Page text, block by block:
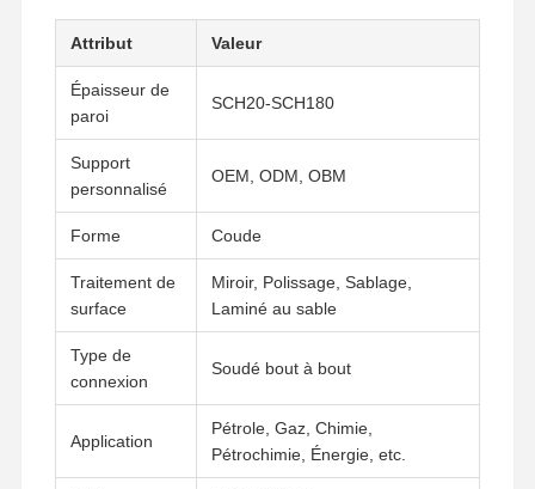
Attribut Valeur
Épaisseur de
paroi
SCH20-SCH180
Support
personnalisé
OEM, ODM, OBM
Forme Coude
Traitement de
surface
Miroir, Polissage, Sablage,
Laminé au sable
Type de
connexion
Soudé bout à bout
Application
Pétrole, Gaz, Chimie,
Pétrochimie, Énergie, etc.